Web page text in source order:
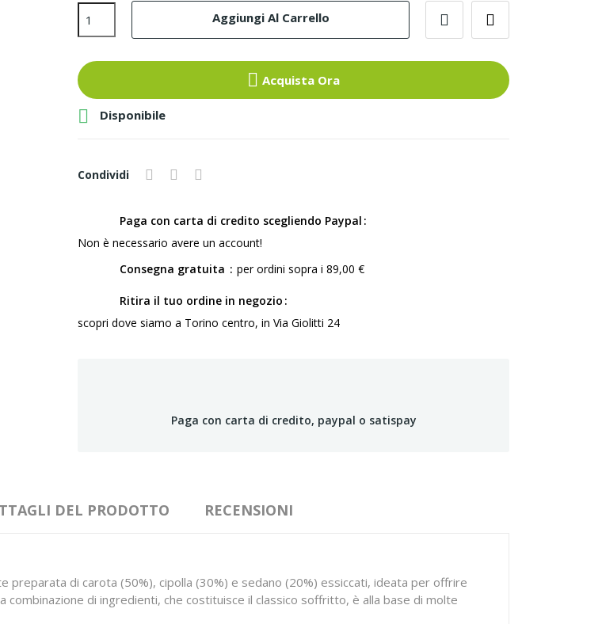
Aggiungi Al Carrello
Acquista Ora
 Disponibile
Condividi
Paga con carta di credito scegliendo Paypal
Non è necessario avere un account!
Consegna gratuita
per ordini sopra i 89,00 €
Ritira il tuo ordine in negozio
scopri dove siamo a Torino centro, in Via Giolitti 24
Paga con carta di credito, paypal o satispay
DEL PRODOTTO RECENSIONI
preparata di carota (50%), cipolla (30%) e sedano (20%) essiccati, ideata per offrire
di ingredienti, che costituisce il classico soffritto, è alla base di molte